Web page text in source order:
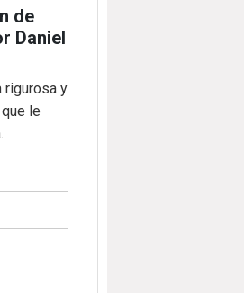
de
Daniel
rigurosa y
le